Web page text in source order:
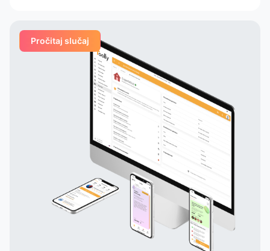
kreiranja porudžbina za više različitih kategorija,
postavljajući dodatne jedinstvene parametre.
Pročitaj slučaj